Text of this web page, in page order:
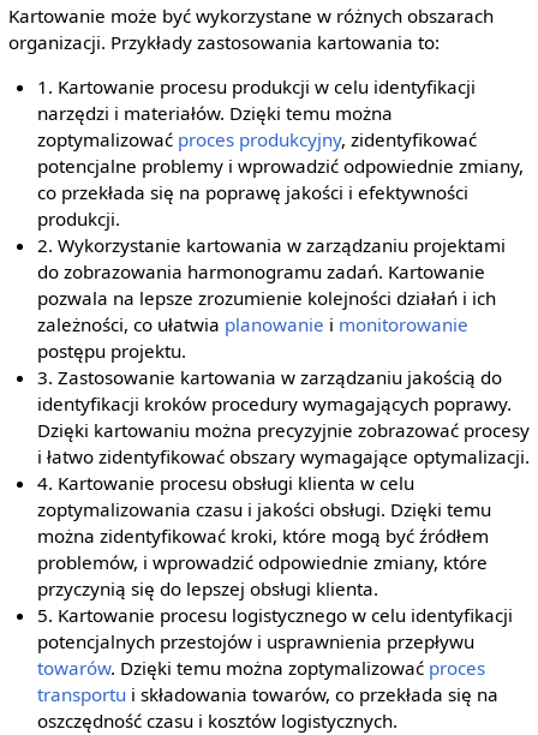
Kartowanie może być wykorzystane w różnych obszarach
organizacji. Przykłady zastosowania kartowania to:
1. Kartowanie procesu produkcji w celu identyfikacji
narzędzi i materiałów. Dzięki temu można
zoptymalizować proces produkcyjny, zidentyfikować
potencjalne problemy i wprowadzić odpowiednie zmiany,
co przekłada się na poprawę jakości i efektywności
produkcji.
2. Wykorzystanie kartowania w zarządzaniu projektami
do zobrazowania harmonogramu zadań. Kartowanie
pozwala na lepsze zrozumienie kolejności działań i ich
zależności, co ułatwia planowanie i monitorowanie
postępu projektu.
3. Zastosowanie kartowania w zarządzaniu jakością do
identyfikacji kroków procedury wymagających poprawy.
Dzięki kartowaniu można precyzyjnie zobrazować procesy
i łatwo zidentyfikować obszary wymagające optymalizacji.
4. Kartowanie procesu obsługi klienta w celu
zoptymalizowania czasu i jakości obsługi. Dzięki temu
można zidentyfikować kroki, które mogą być źródłem
problemów, i wprowadzić odpowiednie zmiany, które
przyczynią się do lepszej obsługi klienta.
5. Kartowanie procesu logistycznego w celu identyfikacji
potencjalnych przestojów i usprawnienia przepływu
towarów. Dzięki temu można zoptymalizować proces
transportu i składowania towarów, co przekłada się na
oszczędność czasu i kosztów logistycznych.